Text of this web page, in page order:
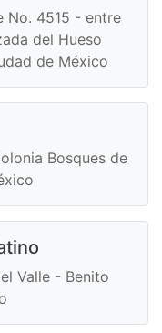
No. 4515 - entre
del Hueso
de México
Bosques de
Valle - Benito